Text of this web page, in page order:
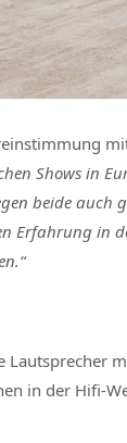
Shows in
beide auch
Erfahrung in
Lautsprecher
in der Hifi-